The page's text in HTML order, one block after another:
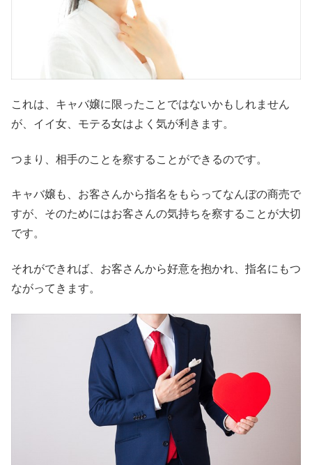
これは、キャバ嬢に限ったことではないかもしれません
が、イイ女、モテる女はよく気が利きます。
つまり、相手のことを察することができるのです。
キャバ嬢も、お客さんから指名をもらってなんぼの商売で
すが、そのためにはお客さんの気持ちを察することが大切
です。
それができれば、お客さんから好意を抱かれ、指名にもつ
ながってきます。